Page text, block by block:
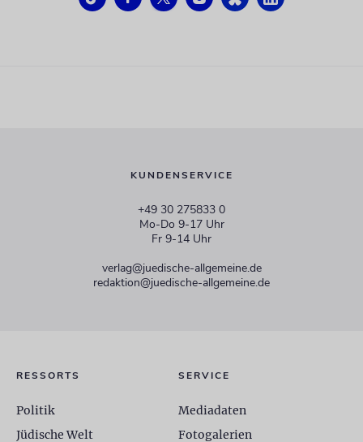
KUNDENSERVICE
+49 30 275833 0
Mo-Do 9-17 Uhr
Fr 9-14 Uhr
verlag@juedische-allgemeine.de
redaktion@juedische-allgemeine.de
RESSORTS
Politik
Jüdische Welt
SERVICE
Mediadaten
Fotogalerien